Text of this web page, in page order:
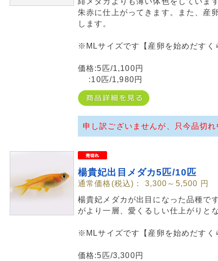
朱赤に仕上がってきます。また、産
します。
※MLサイズです【産卵を始めだすく
価格:5匹/1,100円
:10匹/1,980円
申し訳ございませんが、只今品切
楊貴妃出目メダカ5匹/10匹
通常価格(税込)： 3,300～5,500 円
楊貴妃メダカが出目になった品種で
がより一層、愛くるしい仕上がりと
※MLサイズです【産卵を始めだすく
価格:5匹/3,300円